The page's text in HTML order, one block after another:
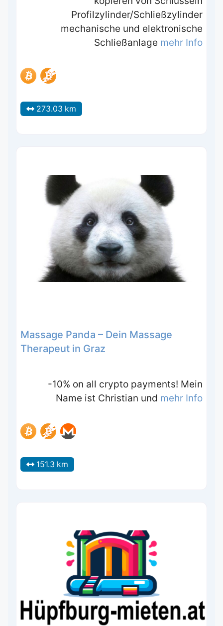
Profilzylinder/Schließzylinder
mechanische und elektronische
Schließanlage mehr Info
273.03 km
Massage Panda – Dein Massage
Therapeut in Graz
-10% on all crypto payments! Mein
Name ist Christian und mehr Info
151.3 km